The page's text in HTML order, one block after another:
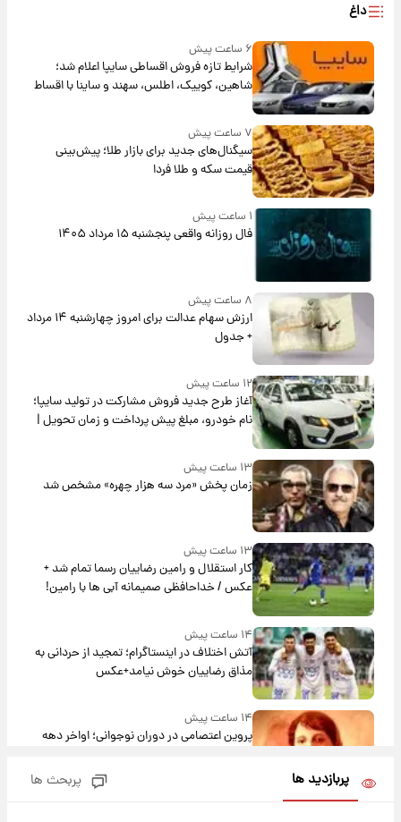
داغ
۶ ساعت پیش
شرایط تازه فروش اقساطی سایپا اعلام شد؛
شاهین، کوییک، اطلس، سهند و ساینا با اقساط
بلندمدت + جدول
۷ ساعت پیش
سیگنال‌های جدید برای بازار طلا؛ پیش‌بینی
قیمت سکه و طلا فردا
۱ ساعت پیش
فال روزانه واقعی پنجشنبه ۱۵ مرداد ۱۴۰۵
۸ ساعت پیش
ارزش سهام عدالت برای امروز چهارشنبه ۱۴ مرداد
+ جدول
۱۲ ساعت پیش
آغاز طرح جدید فروش مشارکت در تولید سایپا؛
نام خودرو، مبلغ پیش پرداخت و زمان تحویل |
سود مشارکت چند درصد است؟
۱۳ ساعت پیش
زمان پخش «مرد سه هزار چهره» مشخص شد
۱۳ ساعت پیش
کار استقلال و رامین رضاییان رسما تمام شد +
عکس / خداحافظی صمیمانه آبی ها با رامین!
۱۴ ساعت پیش
آتش اختلاف در اینستاگرام؛ تمجید از حردانی به
مذاق رضاییان خوش نیامد+عکس
۱۴ ساعت پیش
پروین اعتصامی در دوران نوجوانی؛ اواخر دهه
پربازدید ها پربحث ها